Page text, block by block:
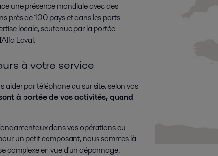
une présence mondiale avec des
près de 100 pays et dans les ports
locale, soutenue par la portée
Laval.
à votre service
aider par téléphone ou sur site, selon vos
à portée de vos activités, quand
dans vos opérations ou
un petit composant, nous sommes là
complexe en vue d'un dépannage.